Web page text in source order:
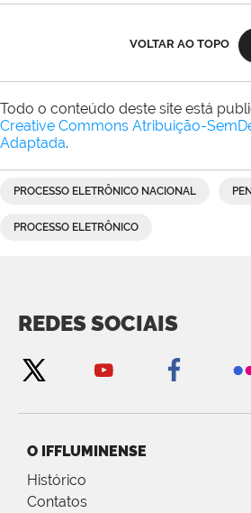
VOLTAR AO TOPO
Todo o conteúdo deste site está
Creative Commons Atribuição-
Adaptada.
PROCESSO ELETRÔNICO NACIONAL PEN
PROCESSO ELETRÔNICO
REDES SOCIAIS
O IFFLUMINENSE
Histórico
Contatos